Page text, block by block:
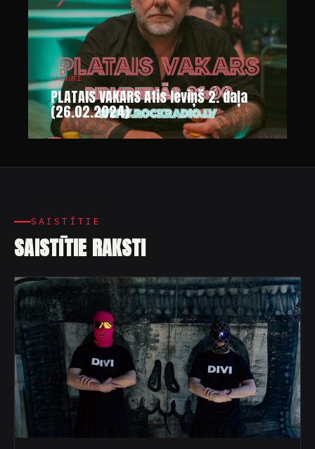
JAUNUMI
PLATAIS VAKARS Atis Ieviņš 2. daļa
(26.02.2024)
SAISTĪTIE
SAISTĪTIE RAKSTI